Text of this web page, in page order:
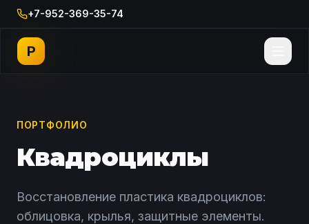
+7-952-369-35-74
P
ПОРТФОЛИО
Квадроциклы
Восстановление пластика квадроциклов:
облицовка, крылья, защитные элементы.